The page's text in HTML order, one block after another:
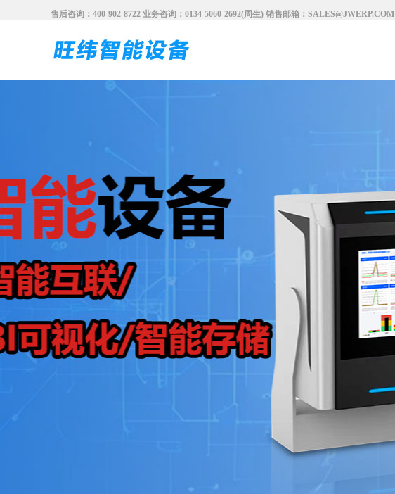
售后咨询：400-902-8722 业务咨询：0134-5060-2692(周生) 销售邮箱：SALES@JWERP.COM